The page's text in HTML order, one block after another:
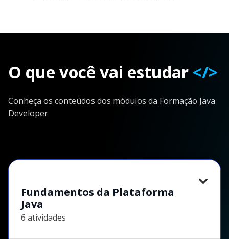
O que você vai estudar </>
Conheça os conteúdos dos módulos da Formação Java
Developer
Fundamentos da Plataforma
Java
6 atividades